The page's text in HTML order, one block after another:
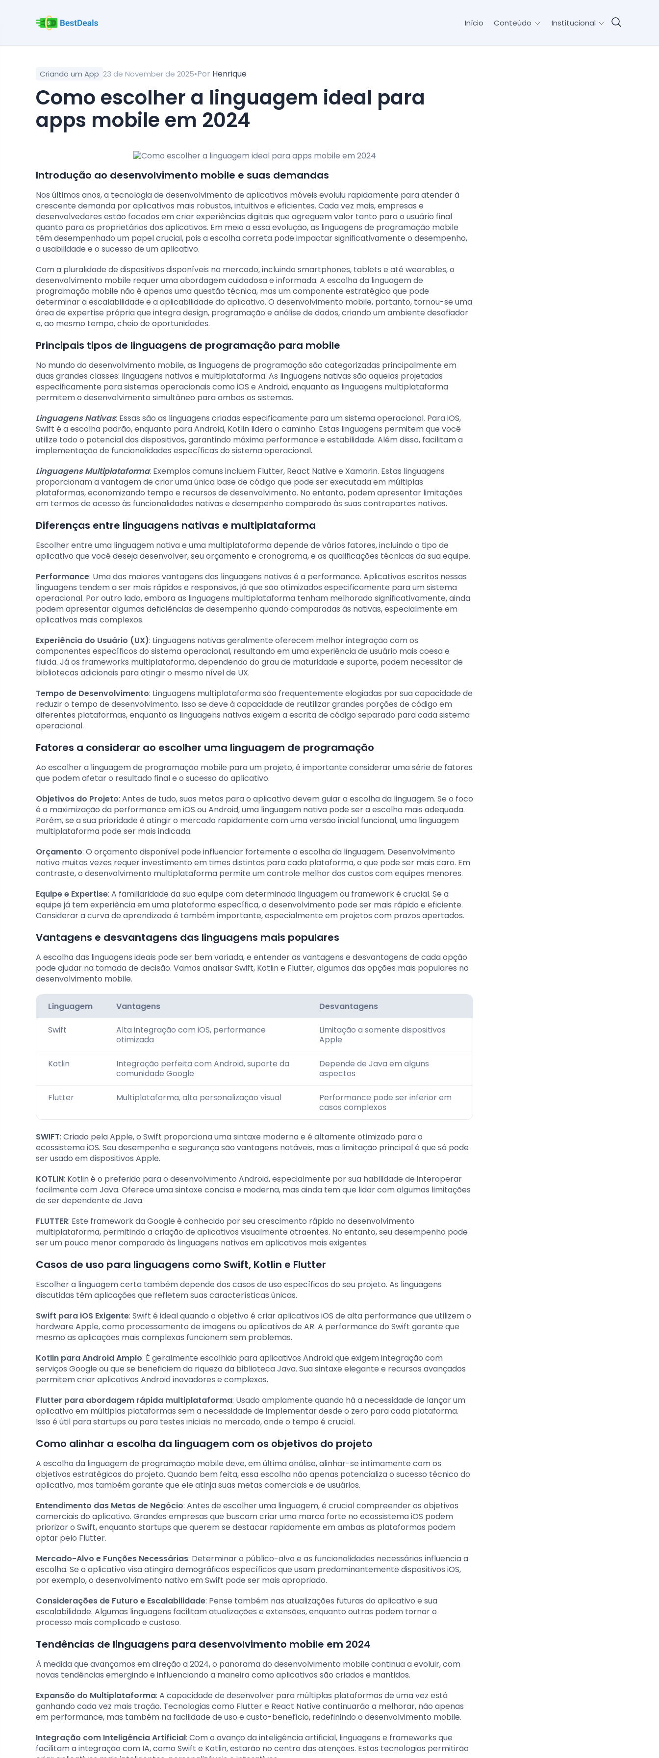
Início Conteúdo Institucional
Criando um App 23 de November de 2025•Por Henrique
Como escolher a linguagem ideal para
apps mobile em 2024
Introdução ao desenvolvimento mobile e suas demandas
Nos últimos anos, a tecnologia de desenvolvimento de aplicativos móveis evoluiu rapidamente para atender à
crescente demanda por aplicativos mais robustos, intuitivos e eficientes. Cada vez mais, empresas e
desenvolvedores estão focados em criar experiências digitais que agreguem valor tanto para o usuário final
quanto para os proprietários dos aplicativos. Em meio a essa evolução, as linguagens de programação mobile
têm desempenhado um papel crucial, pois a escolha correta pode impactar significativamente o desempenho,
a usabilidade e o sucesso de um aplicativo.
Com a pluralidade de dispositivos disponíveis no mercado, incluindo smartphones, tablets e até wearables, o
desenvolvimento mobile requer uma abordagem cuidadosa e informada. A escolha da linguagem de
programação mobile não é apenas uma questão técnica, mas um componente estratégico que pode
determinar a escalabilidade e a aplicabilidade do aplicativo. O desenvolvimento mobile, portanto, tornou-se uma
área de expertise própria que integra design, programação e análise de dados, criando um ambiente desafiador
e, ao mesmo tempo, cheio de oportunidades.
Principais tipos de linguagens de programação para mobile
No mundo do desenvolvimento mobile, as linguagens de programação são categorizadas principalmente em
duas grandes classes: linguagens nativas e multiplataforma. As linguagens nativas são aquelas projetadas
especificamente para sistemas operacionais como iOS e Android, enquanto as linguagens multiplataforma
permitem o desenvolvimento simultâneo para ambos os sistemas.
Linguagens Nativas: Essas são as linguagens criadas especificamente para um sistema operacional. Para iOS,
Swift é a escolha padrão, enquanto para Android, Kotlin lidera o caminho. Estas linguagens permitem que você
utilize todo o potencial dos dispositivos, garantindo máxima performance e estabilidade. Além disso, facilitam a
implementação de funcionalidades específicas do sistema operacional.
Linguagens Multiplataforma: Exemplos comuns incluem Flutter, React Native e Xamarin. Estas linguagens
proporcionam a vantagem de criar uma única base de código que pode ser executada em múltiplas
plataformas, economizando tempo e recursos de desenvolvimento. No entanto, podem apresentar limitações
em termos de acesso às funcionalidades nativas e desempenho comparado às suas contrapartes nativas.
Diferenças entre linguagens nativas e multiplataforma
Escolher entre uma linguagem nativa e uma multiplataforma depende de vários fatores, incluindo o tipo de
aplicativo que você deseja desenvolver, seu orçamento e cronograma, e as qualificações técnicas da sua equipe.
Performance: Uma das maiores vantagens das linguagens nativas é a performance. Aplicativos escritos nessas
linguagens tendem a ser mais rápidos e responsivos, já que são otimizados especificamente para um sistema
operacional. Por outro lado, embora as linguagens multiplataforma tenham melhorado significativamente, ainda
podem apresentar algumas deficiências de desempenho quando comparadas às nativas, especialmente em
aplicativos mais complexos.
Experiência do Usuário (UX): Linguagens nativas geralmente oferecem melhor integração com os
componentes específicos do sistema operacional, resultando em uma experiência de usuário mais coesa e
fluida. Já os frameworks multiplataforma, dependendo do grau de maturidade e suporte, podem necessitar de
bibliotecas adicionais para atingir o mesmo nível de UX.
Tempo de Desenvolvimento: Linguagens multiplataforma são frequentemente elogiadas por sua capacidade de
reduzir o tempo de desenvolvimento. Isso se deve à capacidade de reutilizar grandes porções de código em
diferentes plataformas, enquanto as linguagens nativas exigem a escrita de código separado para cada sistema
operacional.
Fatores a considerar ao escolher uma linguagem de programação
Ao escolher a linguagem de programação mobile para um projeto, é importante considerar uma série de fatores
que podem afetar o resultado final e o sucesso do aplicativo.
Objetivos do Projeto: Antes de tudo, suas metas para o aplicativo devem guiar a escolha da linguagem. Se o foco
é a maximização da performance em iOS ou Android, uma linguagem nativa pode ser a escolha mais adequada.
Porém, se a sua prioridade é atingir o mercado rapidamente com uma versão inicial funcional, uma linguagem
multiplataforma pode ser mais indicada.
Orçamento: O orçamento disponível pode influenciar fortemente a escolha da linguagem. Desenvolvimento
nativo muitas vezes requer investimento em times distintos para cada plataforma, o que pode ser mais caro. Em
contraste, o desenvolvimento multiplataforma permite um controle melhor dos custos com equipes menores.
Equipe e Expertise: A familiaridade da sua equipe com determinada linguagem ou framework é crucial. Se a
equipe já tem experiência em uma plataforma específica, o desenvolvimento pode ser mais rápido e eficiente.
Considerar a curva de aprendizado é também importante, especialmente em projetos com prazos apertados.
Vantagens e desvantagens das linguagens mais populares
A escolha das linguagens ideais pode ser bem variada, e entender as vantagens e desvantagens de cada opção
pode ajudar na tomada de decisão. Vamos analisar Swift, Kotlin e Flutter, algumas das opções mais populares no
desenvolvimento mobile.
Linguagem Vantagens Desvantagens
Swift
Alta integração com iOS, performance
otimizada
Limitação a somente dispositivos
Apple
Kotlin
Integração perfeita com Android, suporte da
comunidade Google
Depende de Java em alguns
aspectos
Flutter Multiplataforma, alta personalização visual
Performance pode ser inferior em
casos complexos
SWIFT: Criado pela Apple, o Swift proporciona uma sintaxe moderna e é altamente otimizado para o
ecossistema iOS. Seu desempenho e segurança são vantagens notáveis, mas a limitação principal é que só pode
ser usado em dispositivos Apple.
KOTLIN: Kotlin é o preferido para o desenvolvimento Android, especialmente por sua habilidade de interoperar
facilmente com Java. Oferece uma sintaxe concisa e moderna, mas ainda tem que lidar com algumas limitações
de ser dependente de Java.
FLUTTER: Este framework da Google é conhecido por seu crescimento rápido no desenvolvimento
multiplataforma, permitindo a criação de aplicativos visualmente atraentes. No entanto, seu desempenho pode
ser um pouco menor comparado às linguagens nativas em aplicativos mais exigentes.
Casos de uso para linguagens como Swift, Kotlin e Flutter
Escolher a linguagem certa também depende dos casos de uso específicos do seu projeto. As linguagens
discutidas têm aplicações que refletem suas características únicas.
Swift para iOS Exigente: Swift é ideal quando o objetivo é criar aplicativos iOS de alta performance que utilizem o
hardware Apple, como processamento de imagens ou aplicativos de AR. A performance do Swift garante que
mesmo as aplicações mais complexas funcionem sem problemas.
Kotlin para Android Amplo: É geralmente escolhido para aplicativos Android que exigem integração com
serviços Google ou que se beneficiem da riqueza da biblioteca Java. Sua sintaxe elegante e recursos avançados
permitem criar aplicativos Android inovadores e complexos.
Flutter para abordagem rápida multiplataforma: Usado amplamente quando há a necessidade de lançar um
aplicativo em múltiplas plataformas sem a necessidade de implementar desde o zero para cada plataforma.
Isso é útil para startups ou para testes iniciais no mercado, onde o tempo é crucial.
Como alinhar a escolha da linguagem com os objetivos do projeto
A escolha da linguagem de programação mobile deve, em última análise, alinhar-se intimamente com os
objetivos estratégicos do projeto. Quando bem feita, essa escolha não apenas potencializa o sucesso técnico do
aplicativo, mas também garante que ele atinja suas metas comerciais e de usuários.
Entendimento das Metas de Negócio: Antes de escolher uma linguagem, é crucial compreender os objetivos
comerciais do aplicativo. Grandes empresas que buscam criar uma marca forte no ecossistema iOS podem
priorizar o Swift, enquanto startups que querem se destacar rapidamente em ambas as plataformas podem
optar pelo Flutter.
Mercado-Alvo e Funções Necessárias: Determinar o público-alvo e as funcionalidades necessárias influencia a
escolha. Se o aplicativo visa atingira demográficos específicos que usam predominantemente dispositivos iOS,
por exemplo, o desenvolvimento nativo em Swift pode ser mais apropriado.
Considerações de Futuro e Escalabilidade: Pense também nas atualizações futuras do aplicativo e sua
escalabilidade. Algumas linguagens facilitam atualizações e extensões, enquanto outras podem tornar o
processo mais complicado e custoso.
Tendências de linguagens para desenvolvimento mobile em 2024
À medida que avançamos em direção a 2024, o panorama do desenvolvimento mobile continua a evoluir, com
novas tendências emergindo e influenciando a maneira como aplicativos são criados e mantidos.
Expansão do Multiplataforma: A capacidade de desenvolver para múltiplas plataformas de uma vez está
ganhando cada vez mais tração. Tecnologias como Flutter e React Native continuarão a melhorar, não apenas
em performance, mas também na facilidade de uso e custo-benefício, redefinindo o desenvolvimento mobile.
Integração com Inteligência Artificial: Com o avanço da inteligência artificial, linguagens e frameworks que
facilitam a integração com IA, como Swift e Kotlin, estarão no centro das atenções. Estas tecnologias permitirão